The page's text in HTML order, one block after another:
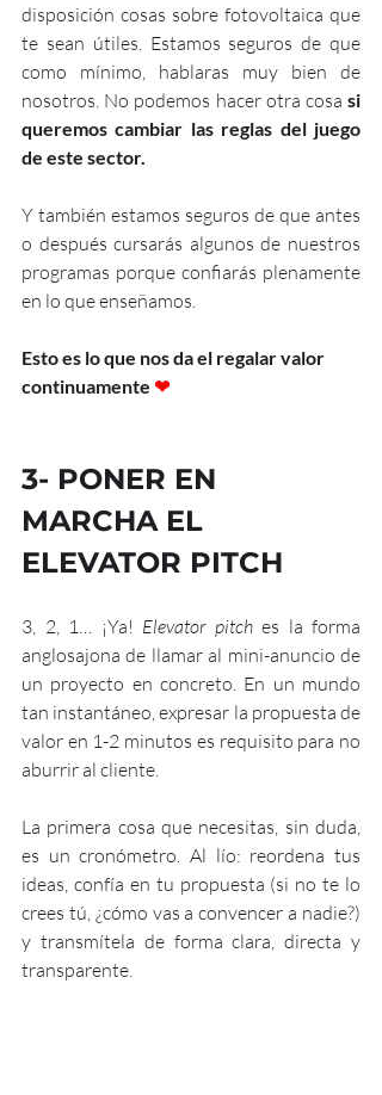
disposición cosas sobre fotovoltaica que
te sean útiles. Estamos seguros de que
como mínimo, hablaras muy bien de
nosotros. No podemos hacer otra cosa si
queremos cambiar las reglas del juego
de este sector.
Y también estamos seguros de que antes
o después cursarás algunos de nuestros
programas porque confiarás plenamente
en lo que enseñamos.
Esto es lo que nos da el regalar valor
continuamente ❤
3- PONER EN
MARCHA EL
ELEVATOR PITCH
3, 2, 1… ¡Ya! Elevator pitch es la forma
anglosajona de llamar al mini-anuncio de
un proyecto en concreto. En un mundo
tan instantáneo, expresar la propuesta de
valor en 1-2 minutos es requisito para no
aburrir al cliente.
La primera cosa que necesitas, sin duda,
es un cronómetro. Al lío: reordena tus
ideas, confía en tu propuesta (si no te lo
crees tú, ¿cómo vas a convencer a nadie?)
y transmítela de forma clara, directa y
transparente.